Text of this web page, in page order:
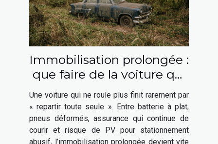
Immobilisation prolongée :
que faire de la voiture qui
ne roule plus ?
Une voiture qui ne roule plus finit rarement par
« repartir toute seule ». Entre batterie à plat,
pneus déformés, assurance qui continue de
courir et risque de PV pour stationnement
abusif, l’immobilisation prolongée devient vite